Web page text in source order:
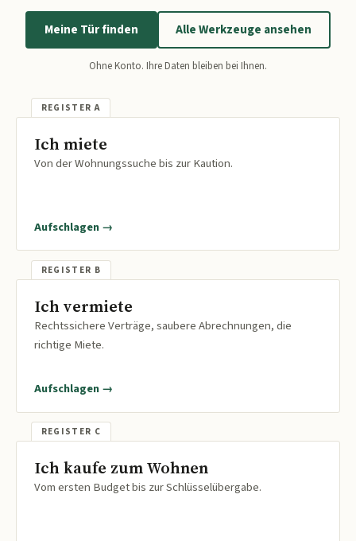
Meine Tür finden Alle Werkzeuge ansehen
Ohne Konto. Ihre Daten bleiben bei Ihnen.
Ich miete
Von der Wohnungssuche bis zur Kaution.
Aufschlagen →
Ich vermiete
Rechtssichere Verträge, saubere Abrechnungen, die
richtige Miete.
Aufschlagen →
Ich kaufe zum Wohnen
Vom ersten Budget bis zur Schlüsselübergabe.